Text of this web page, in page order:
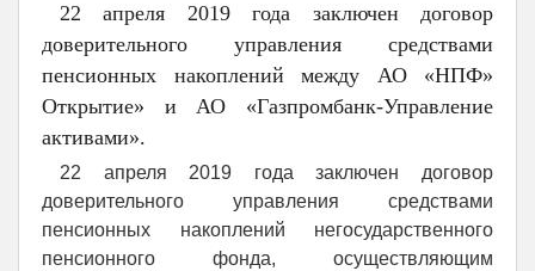
22 апреля 2019 года заключен договор
доверительного управления средствами
пенсионных накоплений между АО «НПФ»
Открытие» и АО «Газпромбанк-Управление
активами».
22 апреля 2019 года заключен договор
доверительного управления средствами
пенсионных накоплений негосударственного
пенсионного фонда, осуществляющим